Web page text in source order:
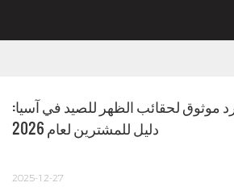
موثوق لحقائب الظهر للصيد في آسيا:
دليل للمشترين لعام 2026
2025-12-27